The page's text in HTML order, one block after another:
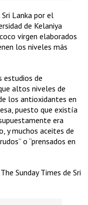
Lanka por el
de Kelaniya
virgen elaborados
los niveles más
estudios de
altos niveles de
los antioxidantes en
puesto que existía
era
y muchos aceites de
o “prensados en
Sunday Times de Sri